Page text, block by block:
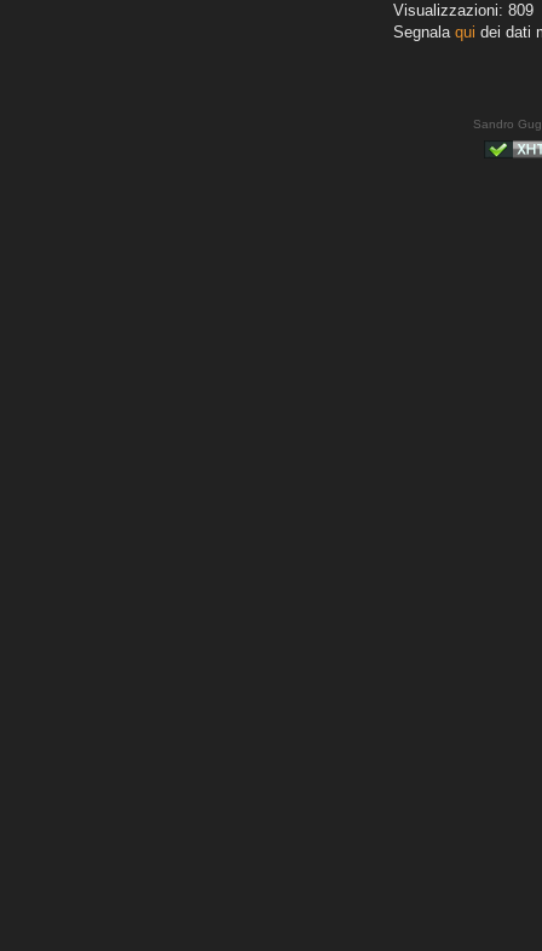
Visualizzazioni: 809
Segnala qui dei dati
Sandro